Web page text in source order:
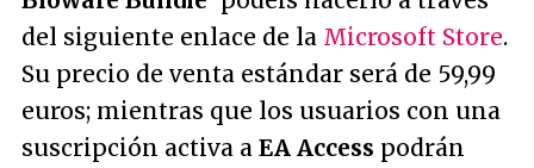
del siguiente enlace de la Microsoft Store.
Su precio de venta estándar será de 59,99
euros; mientras que los usuarios con una
suscripción activa a EA Access podrán